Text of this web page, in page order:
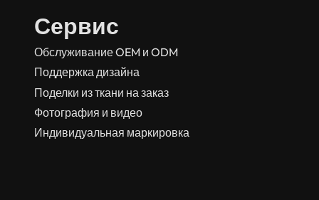
Сервис
Обслуживание OEM и ODM
Поддержка дизайна
Поделки из ткани на заказ
Фотография и видео
Индивидуальная маркировка